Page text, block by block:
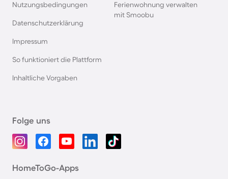
Nutzungsbedingungen
Datenschutzerklärung
Impressum
So funktioniert die Plattform
Inhaltliche Vorgaben
Ferienwohnung verwalten
mit Smoobu
Folge uns
HomeToGo-Apps